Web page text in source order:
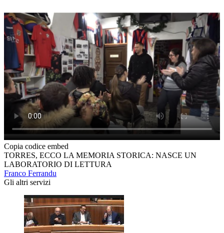
Copia codice embed
TORRES, ECCO LA MEMORIA STORICA: NASCE UN
LABORATORIO DI LETTURA
Franco Ferrandu
Gli altri servizi